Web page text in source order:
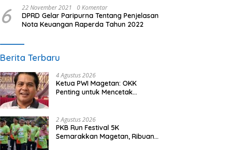
6 22 November 2021 0 Komentar
DPRD Gelar Paripurna Tentang Penjelasan
Nota Keuangan Raperda Tahun 2022
Berita Terbaru
4 Agustus 2026
Ketua PWI Magetan: OKK
Penting untuk Mencetak
2 Agustus 2026
PKB Run Festival 5K
Semarakkan Magetan, Ribuan